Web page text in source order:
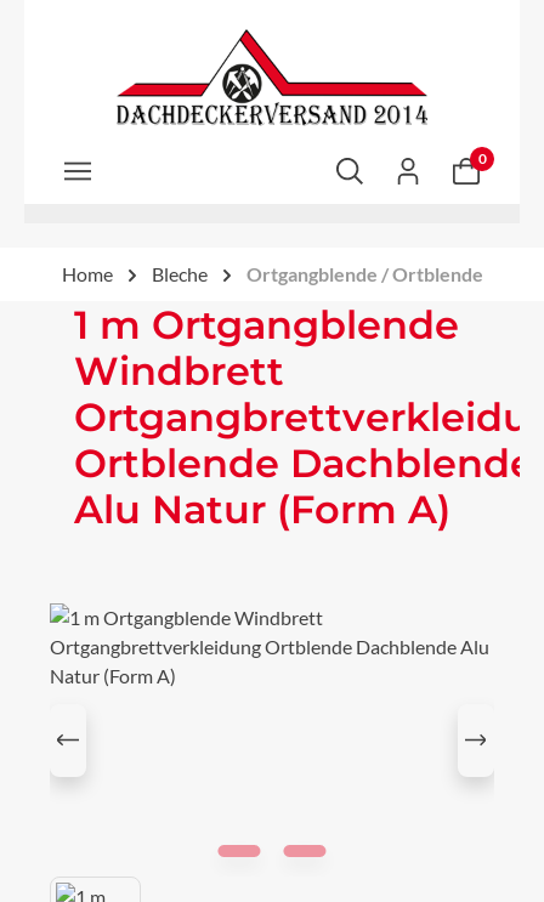
Zum Hauptinhalt springen
0
Home Bleche Ortgangblende / Ortblende
1 m Ortgangblende
Windbrett
Ortblende Dachblende
Alu Natur (Form A)
Bildergalerie überspringen